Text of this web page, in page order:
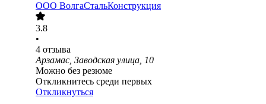
ООО ВолгаСтальКонструкция
3.8
•
4 отзыва
Арзамас, Заводская улица, 10
Можно без резюме
Откликнитесь среди первых
Откликнуться